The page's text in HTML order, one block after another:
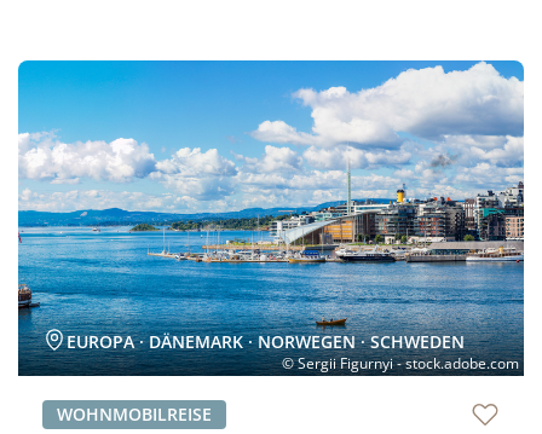
Neu
© Sergii Figurnyi - stock.adobe.com
EUROPA · DÄNEMARK · NORWEGEN · SCHWEDEN
WOHNMOBILREISE